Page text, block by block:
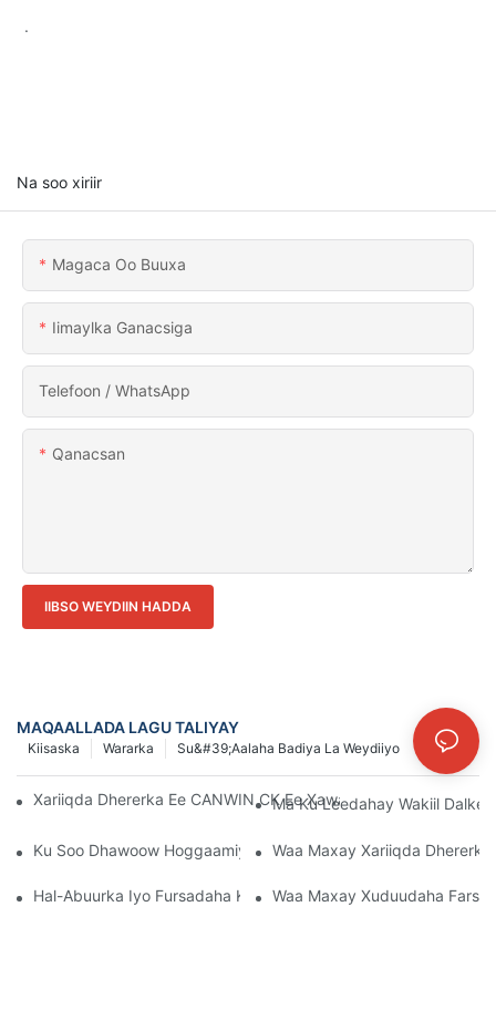
.
Na soo xiriir
Magaca Oo Buuxa
Iimaylka Ganacsiga
Telefoon / WhatsApp
Qanacsan
IIBSO WEYDIIN HADDA
MAQAALLADA LAGU TALIYAY
Su&#39;aalaha Badiya La Weydiiyo
Wararka
Kiisaska
Xariiqda Dhererka Ee CANWIN CK Ee Xawaaraha Sare Leh
Ma Ku Leedahay Wakiil
Ku Soo Dhawoow Hoggaamiyeyaasha TBEA & BSEA
Waa Maxay Xariiqda Dhererka
Hal-Abuurka Iyo Fursadaha Khadka Goynta Tooska Ah Ee
Waa Maxay Xuduudaha